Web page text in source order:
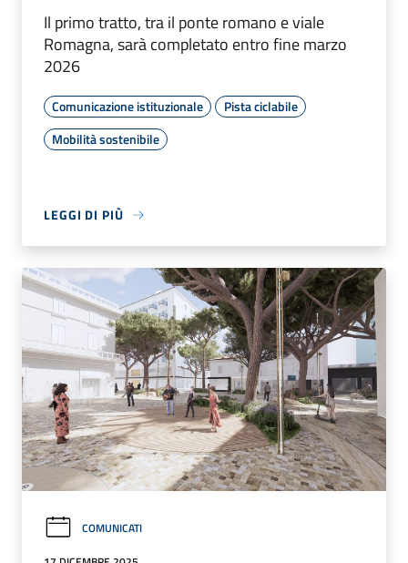
Il primo tratto, tra il ponte romano e viale
Romagna, sarà completato entro fine marzo
2026
Comunicazione istituzionale
Pista ciclabile
Mobilità sostenibile
LEGGI DI PIÙ
COMUNICATI